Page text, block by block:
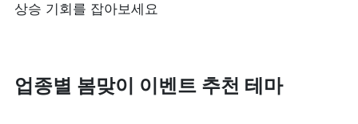
상승 기회를 잡아보세요
업종별 봄맞이 이벤트 추천 테마